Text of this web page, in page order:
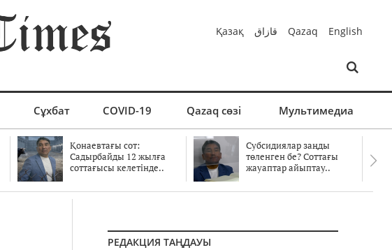
Қазақ قازاق Qazaq English
Сұхбат COVID-19 Qazaq сөзі Мультимедиа
Қонаевтағы сот:
Садырбайды 12 жылға
соттағысы келетінде..
Субсидиялар заңды
төленген бе? Соттағы
жауаптар айыптау..
РЕДАКЦИЯ ТАҢДАУЫ